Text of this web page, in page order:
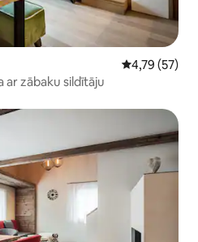
Vidējais
4,79 (57)
ar zābaku sildītāju